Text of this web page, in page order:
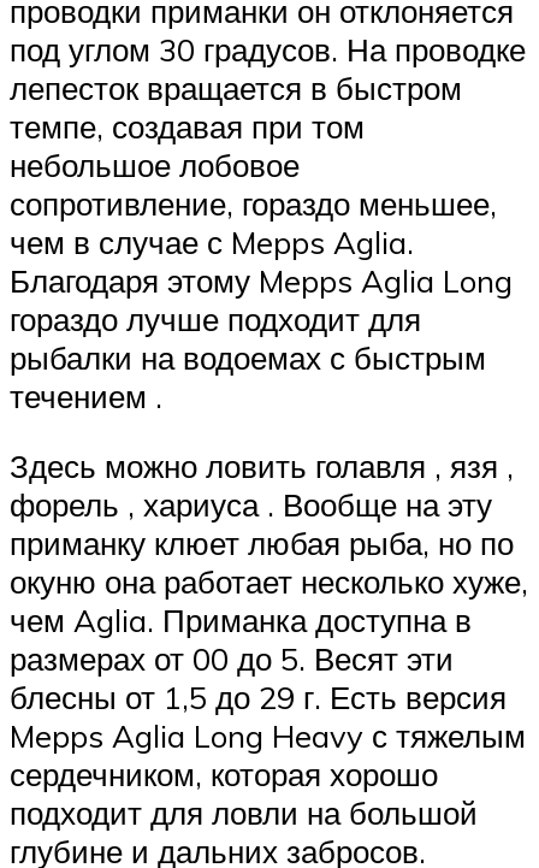
проводки приманки он отклоняется
под углом 30 градусов. На проводке
лепесток вращается в быстром
темпе, создавая при том
небольшое лобовое
сопротивление, гораздо меньшее,
чем в случае с Mepps Aglia.
Благодаря этому Mepps Aglia Long
гораздо лучше подходит для
рыбалки на водоемах с быстрым
течением .
Здесь можно ловить голавля , язя ,
форель , хариуса . Вообще на эту
приманку клюет любая рыба, но по
окуню она работает несколько хуже,
чем Aglia. Приманка доступна в
размерах от 00 до 5. Весят эти
блесны от 1,5 до 29 г. Есть версия
Mepps Aglia Long Heavy с тяжелым
сердечником, которая хорошо
подходит для ловли на большой
глубине и дальних забросов.